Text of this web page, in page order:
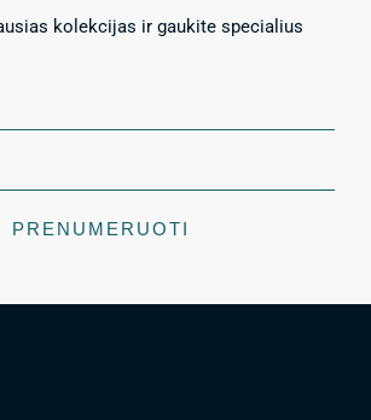
kolekcijas ir gaukite specialius
PRENUMERUOTI